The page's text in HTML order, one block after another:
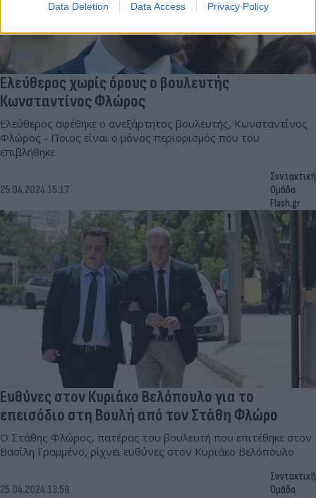
Data Deletion Data Access Privacy Policy
Ελεύθερος χωρίς όρους ο βουλευτής
Κωνσταντίνος Φλώρος
Ελεύθερος αφέθηκε ο ανεξάρτητος βουλευτής, Κωνσταντίνος
Φλώρος - Ποιος είναι ο μόνος περιορισμός που του
επιβλήθηκε
25.04.2024 15:17
Συντακτική
Ομάδα
Flash.gr
Ευθύνες στον Κυριάκο Βελόπουλο για το
επεισόδιο στη Βουλή από τον Στάθη Φλώρο
Ο Στάθης Φλώρος, πατέρας του βουλευτή που επιτέθηκε στον
Βασίλη Γραμμένο, ρίχνει ευθύνες στον Κυριάκο Βελόπουλο
25.04.2024 13:59
Συντακτική
Ομάδα